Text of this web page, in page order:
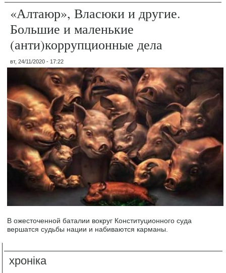
«Алтаюр», Власюки и другие.
Большие и маленькие
(анти)коррупционные дела
вт, 24/11/2020 - 17:22
В ожесточенной баталии вокруг Конституционного суда
вершатся судьбы нации и набиваются карманы.
хроніка